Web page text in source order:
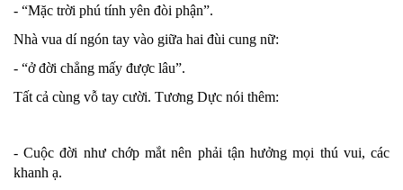
- “Mặc trời phú tính yên đòi phận”.
Nhà vua dí ngón tay vào giữa hai đùi cung nữ:
- “ở đời chẳng mấy được lâu”.
Tất cả cùng vỗ tay cười. Tương Dực nói thêm:
- Cuộc đời như chớp mắt nên phải tận hưởng mọi thú vui, các
khanh ạ.